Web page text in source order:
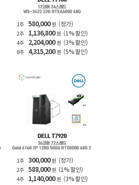
1주 580,000 원 (정가)
2주 1,136,800 원 (1% 할인)
4주 2,204,000 원 (3% 할인)
8주 4,315,200 원 (5% 할인)
1주 300,000 원 (정가)
2주 588,000 원 (1% 할인)
4주 1,140,000 원 (3% 할인)